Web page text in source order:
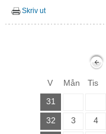
Skriv ut
V Mån Tis
31
32
3 4